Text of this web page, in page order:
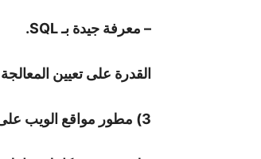
– معرفة جيدة بـ SQL.
القدرة على تعيين
3) مطور مواقع الويب على النحو التالي: